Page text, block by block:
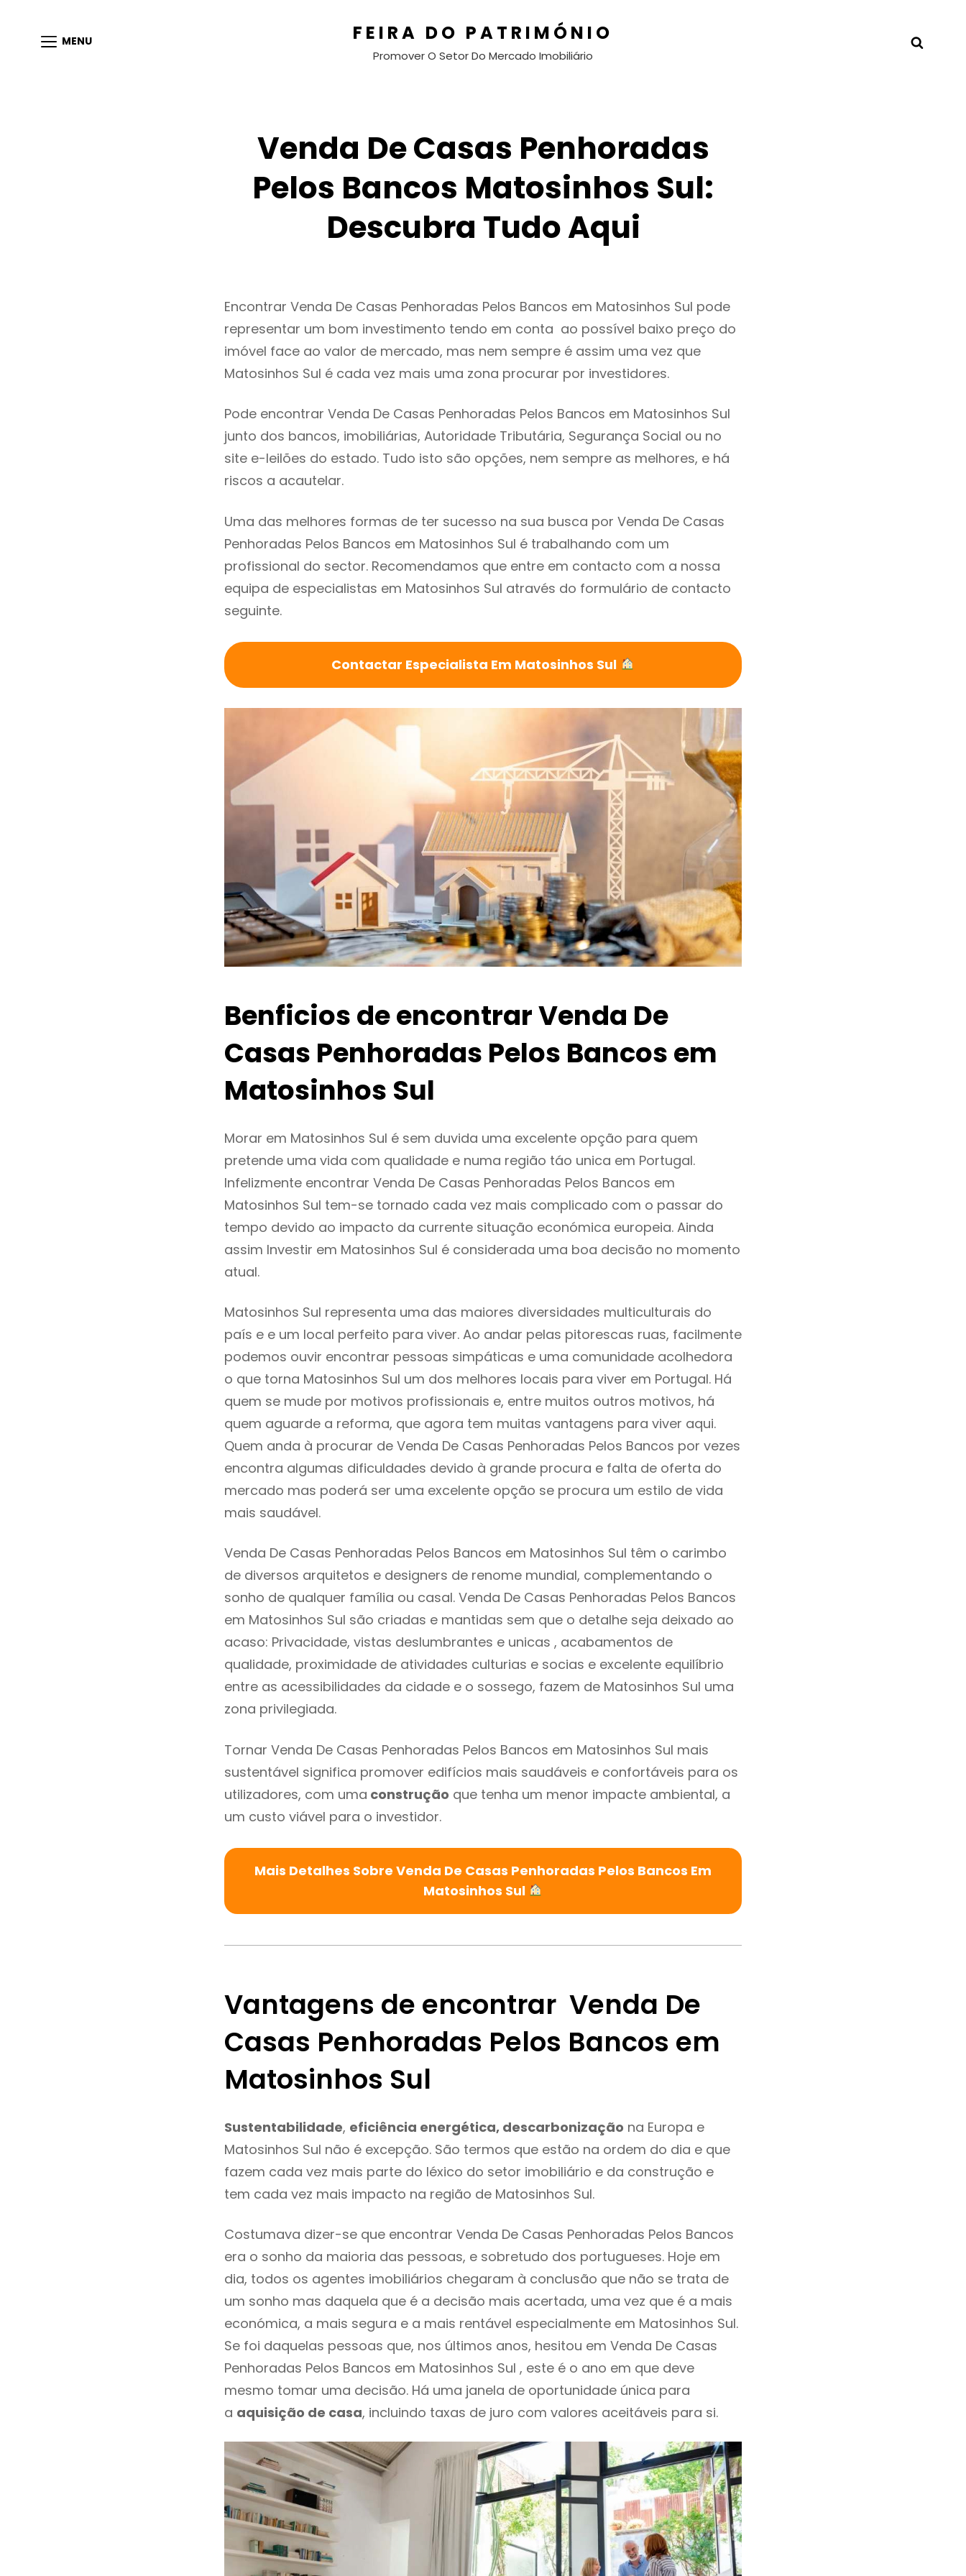
MENU FEIRA DO PATRIMÓNIO
Promover O Setor Do Mercado Imobiliário
Venda De Casas Penhoradas
Pelos Bancos Matosinhos Sul:
Descubra Tudo Aqui
Encontrar Venda De Casas Penhoradas Pelos Bancos em Matosinhos Sul pode
representar um bom investimento tendo em conta ao possível baixo preço do
imóvel face ao valor de mercado, mas nem sempre é assim uma vez que
Matosinhos Sul é cada vez mais uma zona procurar por investidores.
Pode encontrar Venda De Casas Penhoradas Pelos Bancos em Matosinhos Sul
junto dos bancos, imobiliárias, Autoridade Tributária, Segurança Social ou no
site e-leilões do estado. Tudo isto são opções, nem sempre as melhores, e há
riscos a acautelar.
Uma das melhores formas de ter sucesso na sua busca por Venda De Casas
Penhoradas Pelos Bancos em Matosinhos Sul é trabalhando com um
profissional do sector. Recomendamos que entre em contacto com a nossa
equipa de especialistas em Matosinhos Sul através do formulário de contacto
seguinte.
Contactar Especialista Em Matosinhos Sul
Benficios de encontrar Venda De
Casas Penhoradas Pelos Bancos em
Matosinhos Sul
Morar em Matosinhos Sul é sem duvida uma excelente opção para quem
pretende uma vida com qualidade e numa região táo unica em Portugal.
Infelizmente encontrar Venda De Casas Penhoradas Pelos Bancos em
Matosinhos Sul tem-se tornado cada vez mais complicado com o passar do
tempo devido ao impacto da currente situação económica europeia. Ainda
assim Investir em Matosinhos Sul é considerada uma boa decisão no momento
atual.
Matosinhos Sul representa uma das maiores diversidades multiculturais do
país e e um local perfeito para viver. Ao andar pelas pitorescas ruas, facilmente
podemos ouvir encontrar pessoas simpáticas e uma comunidade acolhedora
o que torna Matosinhos Sul um dos melhores locais para viver em Portugal. Há
quem se mude por motivos profissionais e, entre muitos outros motivos, há
quem aguarde a reforma, que agora tem muitas vantagens para viver aqui.
Quem anda à procurar de Venda De Casas Penhoradas Pelos Bancos por vezes
encontra algumas dificuldades devido à grande procura e falta de oferta do
mercado mas poderá ser uma excelente opção se procura um estilo de vida
mais saudável.
Venda De Casas Penhoradas Pelos Bancos em Matosinhos Sul têm o carimbo
de diversos arquitetos e designers de renome mundial, complementando o
sonho de qualquer família ou casal. Venda De Casas Penhoradas Pelos Bancos
em Matosinhos Sul são criadas e mantidas sem que o detalhe seja deixado ao
acaso: Privacidade, vistas deslumbrantes e unicas , acabamentos de
qualidade, proximidade de atividades culturias e socias e excelente equilíbrio
entre as acessibilidades da cidade e o sossego, fazem de Matosinhos Sul uma
zona privilegiada.
Tornar Venda De Casas Penhoradas Pelos Bancos em Matosinhos Sul mais
sustentável significa promover edifícios mais saudáveis e confortáveis para os
utilizadores, com uma construção que tenha um menor impacte ambiental, a
um custo viável para o investidor.
Mais Detalhes Sobre Venda De Casas Penhoradas Pelos Bancos Em
Matosinhos Sul
Vantagens de encontrar Venda De
Casas Penhoradas Pelos Bancos em
Matosinhos Sul
Sustentabilidade, eficiência energética, descarbonização na Europa e
Matosinhos Sul não é excepção. São termos que estão na ordem do dia e que
fazem cada vez mais parte do léxico do setor imobiliário e da construção e
tem cada vez mais impacto na região de Matosinhos Sul.
Costumava dizer-se que encontrar Venda De Casas Penhoradas Pelos Bancos
era o sonho da maioria das pessoas, e sobretudo dos portugueses. Hoje em
dia, todos os agentes imobiliários chegaram à conclusão que não se trata de
um sonho mas daquela que é a decisão mais acertada, uma vez que é a mais
económica, a mais segura e a mais rentável especialmente em Matosinhos Sul.
Se foi daquelas pessoas que, nos últimos anos, hesitou em Venda De Casas
Penhoradas Pelos Bancos em Matosinhos Sul , este é o ano em que deve
mesmo tomar uma decisão. Há uma janela de oportunidade única para
a aquisição de casa, incluindo taxas de juro com valores aceitáveis para si.